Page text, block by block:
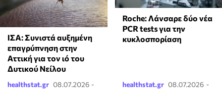
ΙΣΑ: Συνιστά αυξημένη
επαγρύπνηση στην
Αττική για τον ιό του
Δυτικού Νείλου
healthstat.gr 08.07.2026 -
Roche: Λάνσαρε δύο νέα
PCR tests για την
κυκλοσπορίαση
healthstat.gr 08.07.2026 -